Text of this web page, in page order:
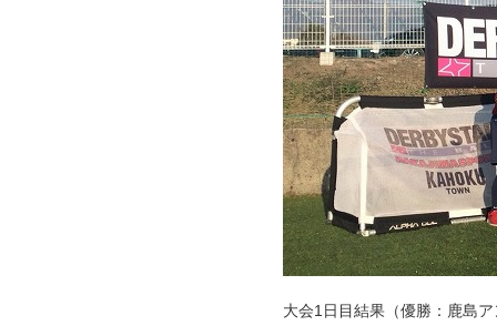
大会1日目結果（優勝：鹿島